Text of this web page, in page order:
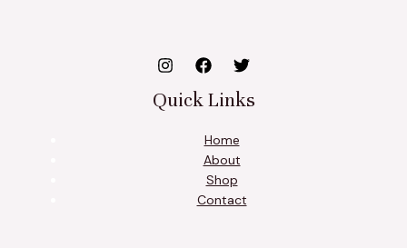
Quick Links
Home
About
Shop
Contact